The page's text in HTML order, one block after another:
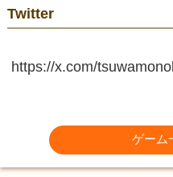
Twitter
https://x.com/
ゲーム